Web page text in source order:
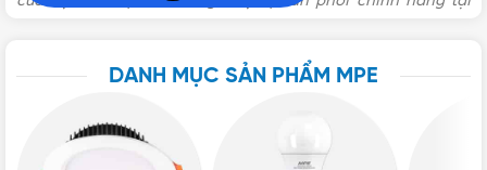
Đèn được trang bị công nghệ tiên tiến với điện áp làm việc
DANH MỤC SẢN PHẨM MPE